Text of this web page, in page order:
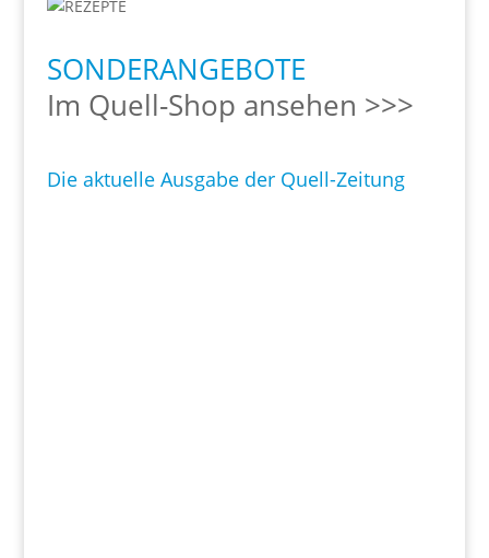
SONDERANGEBOTE
Im Quell-Shop ansehen >>>
Die aktuelle Ausgabe der Quell-Zeitung